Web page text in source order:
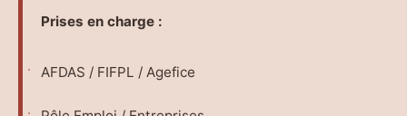
Prises en charge :
AFDAS / FIFPL / Agefice